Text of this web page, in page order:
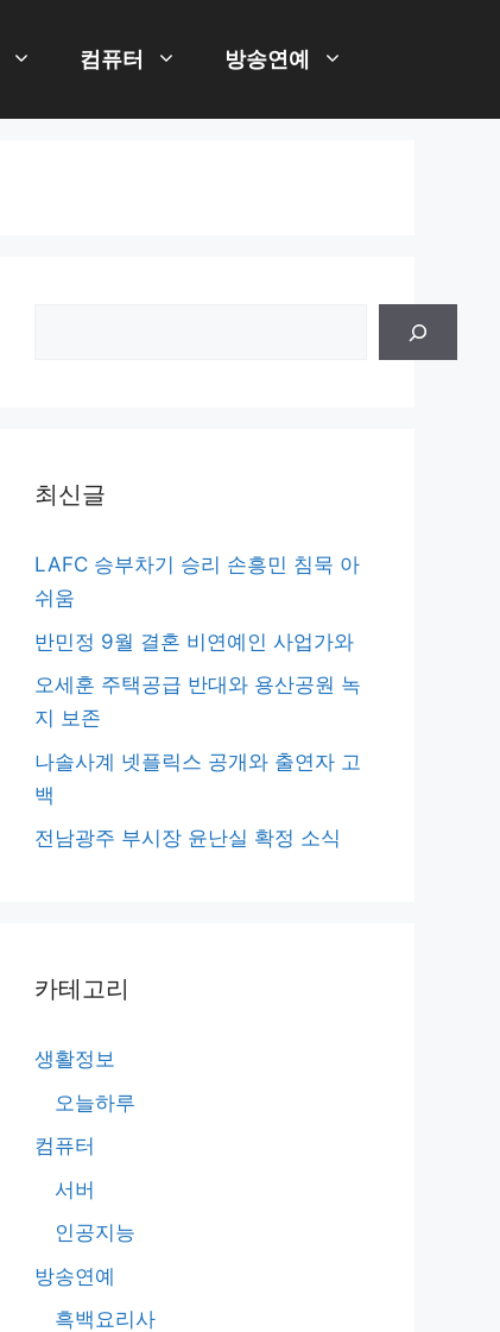
컴퓨터 방송연예
최신글
LAFC 승부차기 승리 손흥민 침묵 아
쉬움
반민정 9월 결혼 비연예인 사업가와
오세훈 주택공급 반대와 용산공원 녹
지 보존
나솔사계 넷플릭스 공개와 출연자 고
백
전남광주 부시장 윤난실 확정 소식
카테고리
생활정보
오늘하루
컴퓨터
서버
인공지능
방송연예
흑백요리사